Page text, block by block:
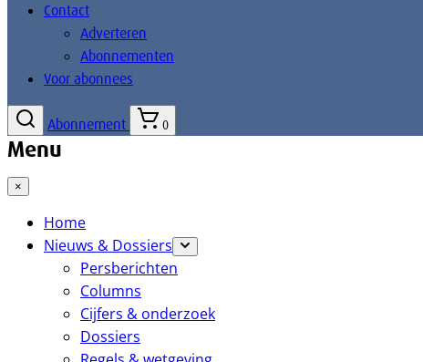
Contact
Adverteren
Abonnementen
Voor abonnees
Abonnement 0
Menu
×
Home
Nieuws & Dossiers
Persberichten
Columns
Cijfers & onderzoek
Dossiers